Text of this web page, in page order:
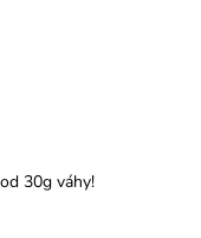
30g váhy!